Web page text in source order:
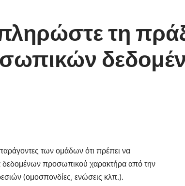
τη
των ομάδων ότι πρέπει να
δεδομένων προσωπικού χαρακτήρα από την
(ομοσπονδίες, ενώσεις κλπ.).